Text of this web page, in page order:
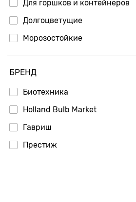
Для горшков и контейнеров
Долгоцветущие
Морозостойкие
БРЕНД
Биотехника
Holland Bulb Market
Гавриш
Престиж